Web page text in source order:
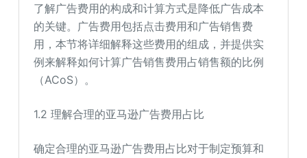
了解广告费用的构成和计算方式是降低广告成本
的关键。广告费用包括点击费用和广告销售费
用，本节将详细解释这些费用的组成，并提供实
例来解释如何计算广告销售费用占销售额的比例
（ACoS）。
1.2 理解合理的亚马逊广告费用占比
确定合理的亚马逊广告费用占比对于制定预算和